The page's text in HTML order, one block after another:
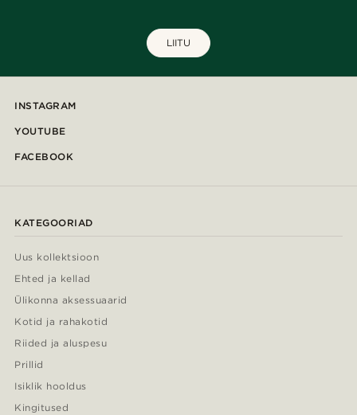
LIITU
INSTAGRAM
YOUTUBE
FACEBOOK
KATEGOORIAD
Uus kollektsioon
Ehted ja kellad
Ülikonna aksessuaarid
Kotid ja rahakotid
Riided ja aluspesu
Prillid
Isiklik hooldus
Kingitused